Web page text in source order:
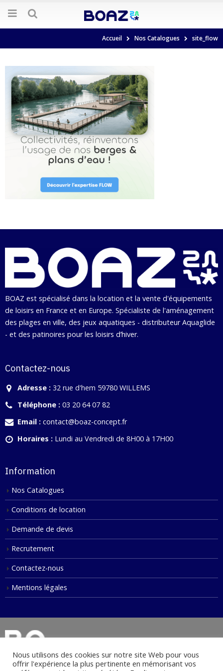
Accueil Nos Catalogues site_flow
BOAZ est spécialisé dans la location et la vente d'équipements
de loisirs en France et en Europe. Spécialiste de l'aménagement
des plages en ville, des jeux aquatiques - distributeur Aquaglide
- et des patinoires pour les loisirs d’hiver.
Contactez-nous
Adresse : 32 rue d'hem 59780 WILLEMS
Téléphone : 03 20 64 07 82
Email : contact@boaz-concept.fr
Horaires : Lundi au Vendredi de 8H00 à 17H00
Information
Nos Catalogues
Conditions de location
Demande de devis
Recrutement
Contactez-nous
Mentions légales
Nous utilisons des cookies sur notre site Web pour vous
offrir l'expérience la plus pertinente en mémorisant vos